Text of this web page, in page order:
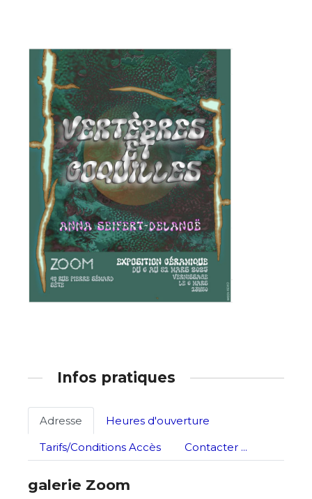
Adresse email*
Nom
Prénom
Statut / Organisation
Adresse email*
Statut / Organisation
J'accepte lestermes et conditions
Infos pratiques
Adresse
Heures d'ouverture
Tarifs/Conditions Accès
Contacter ...
galerie Zoom